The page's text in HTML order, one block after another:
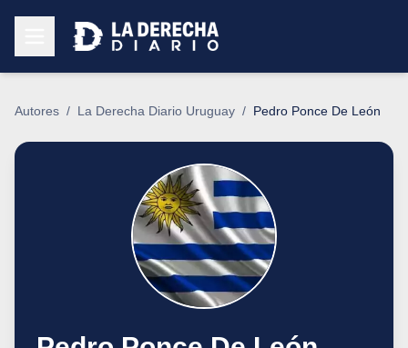
Autores / La Derecha Diario Uruguay / Pedro Ponce De León